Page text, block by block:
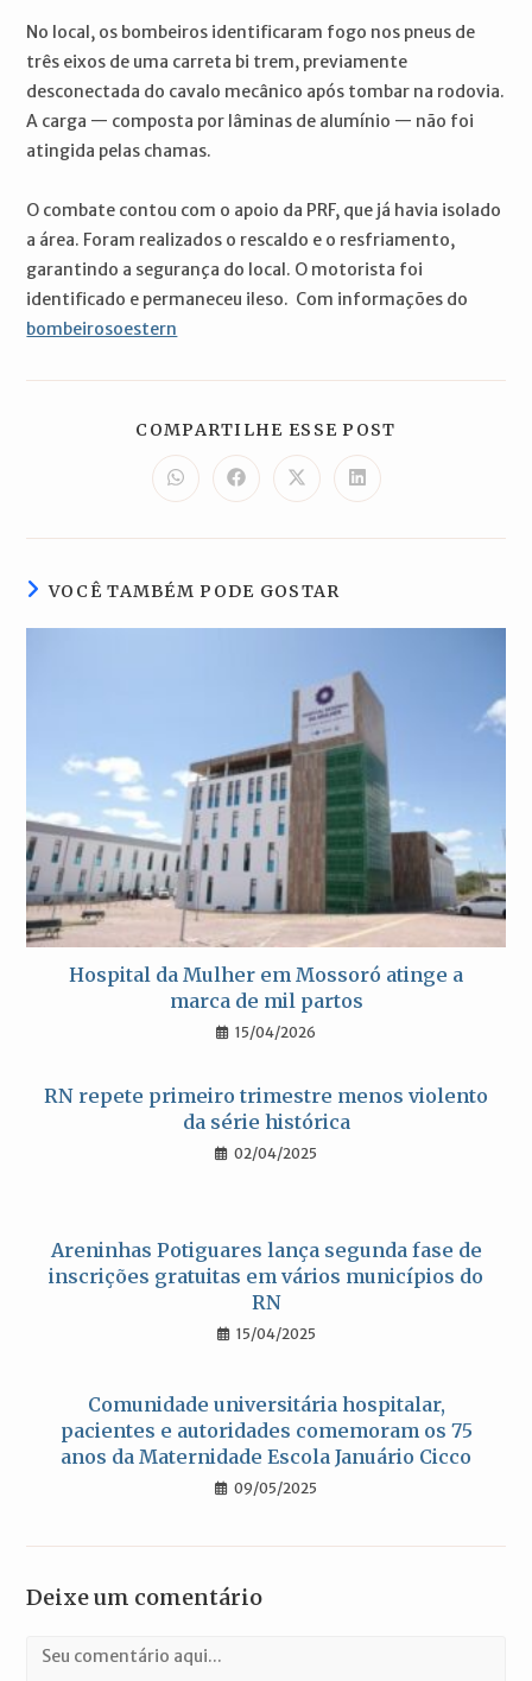
No local, os bombeiros identificaram fogo nos pneus de
três eixos de uma carreta bi trem, previamente
desconectada do cavalo mecânico após tombar na rodovia.
A carga — composta por lâminas de alumínio — não foi
atingida pelas chamas.
O combate contou com o apoio da PRF, que já havia isolado
a área. Foram realizados o rescaldo e o resfriamento,
garantindo a segurança do local. O motorista foi
identificado e permaneceu ileso. Com informações do
bombeirosoestern
COMPARTILHE ESSE POST
Abre
em
nova
Abre
em
nova
Abre
em
nova
Abre
em
nova
VOCÊ TAMBÉM PODE GOSTAR
Hospital da Mulher em Mossoró atinge a
marca de mil partos
15/04/2026
RN repete primeiro trimestre menos violento
da série histórica
02/04/2025
Areninhas Potiguares lança segunda fase de
inscrições gratuitas em vários municípios do
RN
15/04/2025
Comunidade universitária hospitalar,
pacientes e autoridades comemoram os 75
anos da Maternidade Escola Januário Cicco
09/05/2025
Deixe um comentário
Comentário